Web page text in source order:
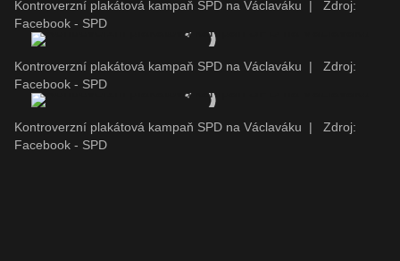
Kontroverzní plakátová kampaň SPD na Václaváku |
Zdroj:
Facebook - SPD
Kontroverzní plakátová kampaň SPD na Václaváku |
Zdroj:
Facebook - SPD
Kontroverzní plakátová kampaň SPD na Václaváku |
Zdroj:
Facebook - SPD